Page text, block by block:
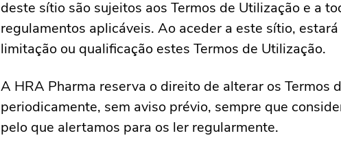
deste sítio são sujeitos aos Termos de Utilização e a
regulamentos aplicáveis. Ao aceder a este sítio,
limitação ou qualificação estes Termos de Utilização.
A HRA Pharma reserva o direito de alterar os Termos
periodicamente, sem aviso prévio, sempre que
pelo que alertamos para os ler regularmente.